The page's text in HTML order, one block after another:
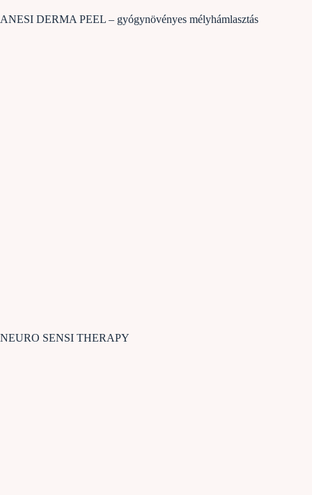
ANESI DERMA PEEL – gyógynövényes mélyhámlasztás
NEURO SENSI THERAPY